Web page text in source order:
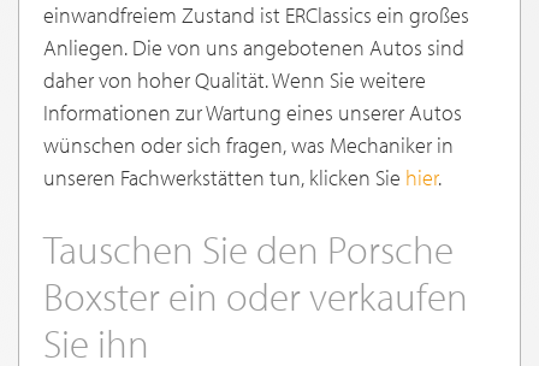
einwandfreiem Zustand ist ERClassics ein großes
Anliegen. Die von uns angebotenen Autos sind
daher von hoher Qualität. Wenn Sie weitere
Informationen zur Wartung eines unserer Autos
wünschen oder sich fragen, was Mechaniker in
unseren Fachwerkstätten tun, klicken Sie hier.
Tauschen Sie den Porsche
Boxster ein oder verkaufen
Sie ihn